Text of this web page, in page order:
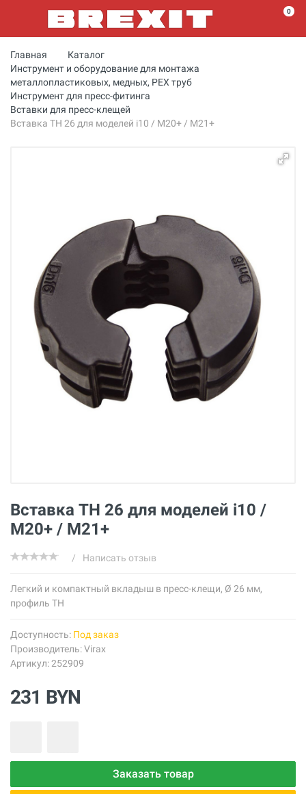
0
Главная
Каталог
Инструмент и оборудование для монтажа
металлопластиковых, медных, PEX труб
Инструмент для пресс-фитинга
Вставки для пресс-клещей
Вставка ТН 26 для моделей i10 / M20+ / M21+
Вставка ТН 26 для моделей i10 /
M20+ / M21+
/ Написать отзыв
Легкий и компактный вкладыш в пресс-клещи, Ø 26 мм,
профиль ТН
Доступность: Под заказ
Производитель:Virax
Артикул: 252909
231 BYN
Заказать товар